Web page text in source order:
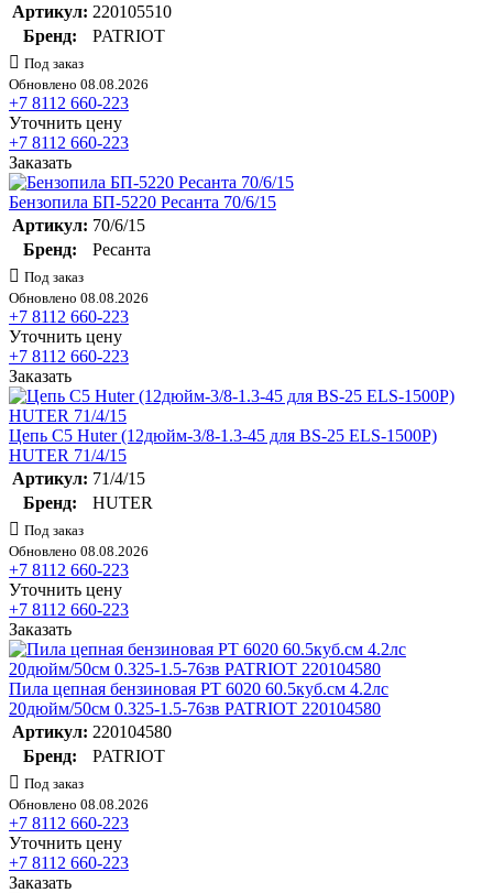
Артикул: 220105510
Бренд:
PATRIOT
Под заказ
Обновлено 08.08.2026
+7 8112 660-223
Уточнить цену
+7 8112 660-223
Заказать
Бензопила БП-5220 Ресанта 70/6/15
Артикул: 70/6/15
Бренд:
Ресанта
Под заказ
Обновлено 08.08.2026
+7 8112 660-223
Уточнить цену
+7 8112 660-223
Заказать
Цепь C5 Huter (12дюйм-3/8-1.3-45 для BS-25 ELS-1500P)
HUTER 71/4/15
Артикул: 71/4/15
Бренд:
HUTER
Под заказ
Обновлено 08.08.2026
+7 8112 660-223
Уточнить цену
+7 8112 660-223
Заказать
Пила цепная бензиновая PT 6020 60.5куб.см 4.2лс
20дюйм/50см 0.325-1.5-76зв PATRIOT 220104580
Артикул: 220104580
Бренд:
PATRIOT
Под заказ
Обновлено 08.08.2026
+7 8112 660-223
Уточнить цену
+7 8112 660-223
Заказать